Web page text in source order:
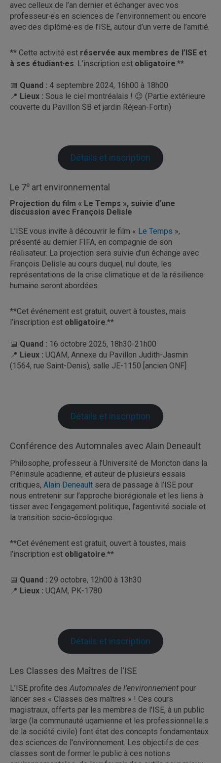
avec celleux de l’an dernier et échanger avec vos
professeur∙es en sciences de l’environnement ou encore
avec des diplômé∙es de l’ISE, autour d’un verre de l’amitié.
** Cette activité est réservée aux membres de l’ISE et
à ses étudiant∙es. L’inscription est obligatoire.**
📅 Quand : 4 septembre 2024, 16h00 à 18h00
📍 Lieux : Sous le ciel montréalais ! 😉 (Partie extérieure
couverte du Pavillon SB et jardin Réjean-Fortin)
Détails et inscription
Le 7e art environnemental
Projection du film « Le Temps », suivie d’une
discussion avec François Delisle
L’ISE vous invite à découvrir le film « Le Temps »,
présenté au dernier FIFA, en compagnie de son
réalisateur. La projection sera suivie d’un échange avec
François Delisle au cours duquel, nul doute, les
représentations de la crise climatique et de la résilience
humaine seront abordées.
**Cet événement est gratuit, ouvert à toustes, mais
l’inscription est obligatoire.**
📅 Quand : 16 octobre 2025, 18h30-21h00
📍 Lieux : UQAM, Annexe du Pavillon Judith-Jasmin
(1564, rue Saint-Denis), salle JE-1150 [ancien ONF]
Détails et inscription
Conférence des Automnales avec Alain Deneault
Philosophe, professeur à l’Université de Moncton dans la
Péninsule acadienne, et auteur de plusieurs essais
critiques, Alain Deneault sera de passage à l’ISE pour
nous entretenir sur l’approche biorégionale et les liens à
tisser avec l’engagement politique, l’agentivité sociale et
la transition socio-écologique.
**Cet événement est gratuit, ouvert à toustes, mais
l’inscription est obligatoire.**
📅 Quand : 29 octobre, 12h00 à 13h30
📍 Lieux : UQAM, PK-1780
Détails et inscription
Les Classes des Maîtres de l'ISE
L’ISE profite desAutomnales de l’environnement pour
lancer ses « Classes des maîtres » ! Ces cours
magistraux, offerts par les membres de l'ISE, à un public
large (la communauté uqamienne et les professionnel.le.s
de la société civile) font état des concepts fondamentaux
des sciences de l'environnement. Les objectifs de ces
classes sont de former le public à ces notions